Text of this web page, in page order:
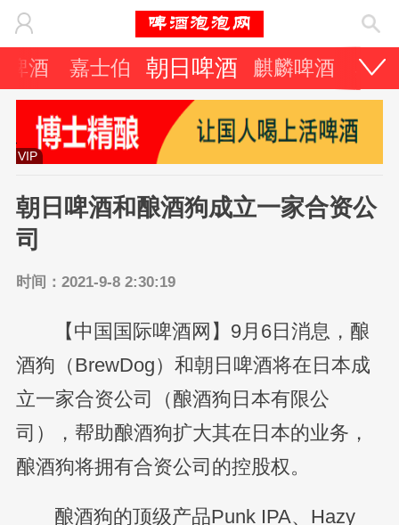
啤酒 嘉士伯 朝日啤酒 麒麟啤酒 其
VIP
朝日啤酒和酿酒狗成立一家合资公
司
时间：2021-9-8 2:30:19
【中国国际啤酒网】9月6日消息，酿
酒狗（BrewDog）和朝日啤酒将在日本成
立一家合资公司（酿酒狗日本有限公
司），帮助酿酒狗扩大其在日本的业务，
酿酒狗将拥有合资公司的控股权。
酿酒狗的顶级产品Punk IPA、Hazy